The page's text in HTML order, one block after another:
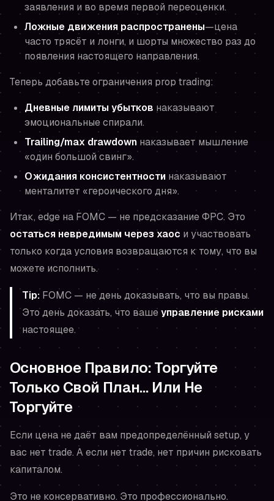
заявления и во время первой переоценки.
Ложные движения распространены—цена
часто трясёт и лонги, и шорты множество раз до
появления настоящего направления.
Теперь добавьте ограничения prop trading:
Дневные лимиты убытков наказывают
эмоциональные спирали.
Trailing/max drawdown наказывает мышление
«один большой свинг».
Ожидания консистентности наказывают
менталитет «героического дня».
Итак, edge на FOMC — не предсказание ФРС. Это
остаться невредимым через хаос и участвовать
только когда условия возвращаются к тому, что вы
можете исполнить.
Tip: FOMC — не день доказывать, что вы правы.
Это день доказать, что вашеуправление рисками
настоящее.
Основное Правило: Торгуйте
Только Свой План… Или Не
Торгуйте
Если цена не даёт вам предопределённый setup, у
вас нет trade. А если нет trade, нет причин рисковать
капиталом.
Это не консервативно. Это профессионально.